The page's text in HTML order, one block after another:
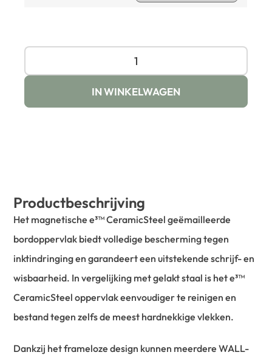
IN WINKELWAGEN
Productbeschrijving
Het magnetische e³™ CeramicSteel geëmailleerde
bordoppervlak biedt volledige bescherming tegen
inktindringing en garandeert een uitstekende schrijf- en
wisbaarheid. In vergelijking met gelakt staal is het e³™
CeramicSteel oppervlak eenvoudiger te reinigen en
bestand tegen zelfs de meest hardnekkige vlekken.
Dankzij het frameloze design kunnen meerdere WALL-